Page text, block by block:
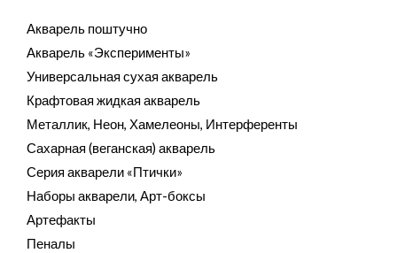
Акварель поштучно
Акварель «Эксперименты»
Универсальная сухая акварель
Крафтовая жидкая акварель
Металлик, Неон, Хамелеоны, Интерференты
Сахарная (веганская) акварель
Серия акварели «Птички»
Наборы акварели, Арт-боксы
Артефакты
Пеналы